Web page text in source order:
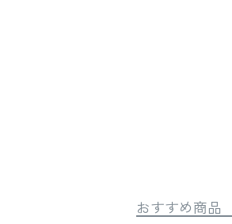
おすすめ商品